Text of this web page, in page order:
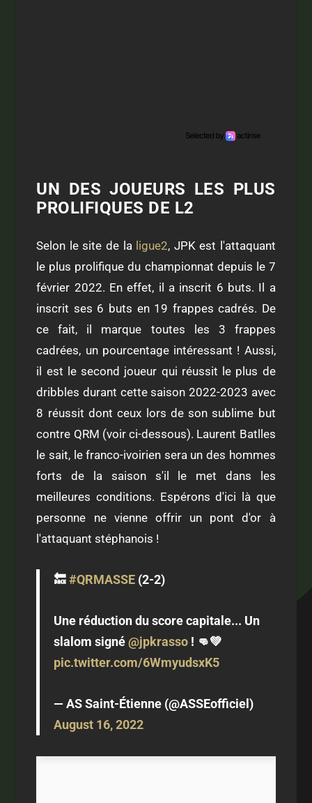
UN DES JOUEURS LES PLUS
PROLIFIQUES DE L2
Selon le site de la ligue2, JPK est l'attaquant
le plus prolifique du championnat depuis le 7
février 2022. En effet, il a inscrit 6 buts. Il a
inscrit ses 6 buts en 19 frappes cadrés. De
ce fait, il marque toutes les 3 frappes
cadrées, un pourcentage intéressant ! Aussi,
il est le second joueur qui réussit le plus de
dribbles durant cette saison 2022-2023 avec
8 réussit dont ceux lors de son sublime but
contre QRM (voir ci-dessous). Laurent Batlles
le sait, le franco-ivoirien sera un des hommes
forts de la saison s'il le met dans les
meilleures conditions. Espérons d'ici là que
personne ne vienne offrir un pont d'or à
l'attaquant stéphanois !
🔙#QRMASSE (2-2)
Une réduction du score capitale... Un
slalom signé@jpkrasso ! 👊💚
pic.twitter.com/6WmyudsxK5
— AS Saint-Étienne (@ASSEofficiel)
August 16, 2022